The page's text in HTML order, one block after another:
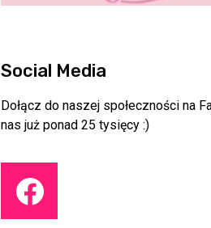
Social Media
Dołącz do naszej społeczności na
nas już ponad 25 tysięcy :)